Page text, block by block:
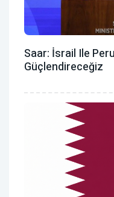
Saar: İsrail Ile
Güçlendireceğiz